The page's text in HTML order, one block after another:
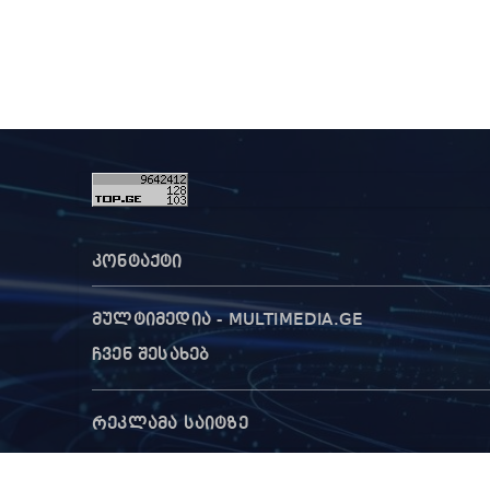
კონტაქტი
მულტიმედია - MULTIMEDIA.GE
ჩვენ შესახებ
რეკლამა საიტზე